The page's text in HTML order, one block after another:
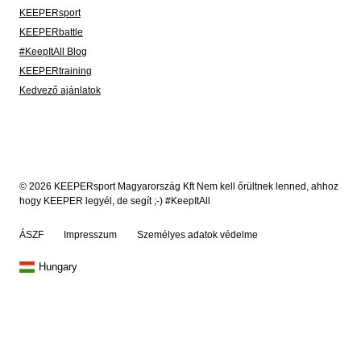
KEEPERsport
KEEPERbattle
#KeepItAll Blog
KEEPERtraining
Kedvező ajánlatok
© 2026 KEEPERsport Magyarország Kft Nem kell őrültnek lenned, ahhoz
hogy KEEPER legyél, de segít ;-) #KeepItAll
ÁSZF Impresszum Személyes adatok védelme
Hungary